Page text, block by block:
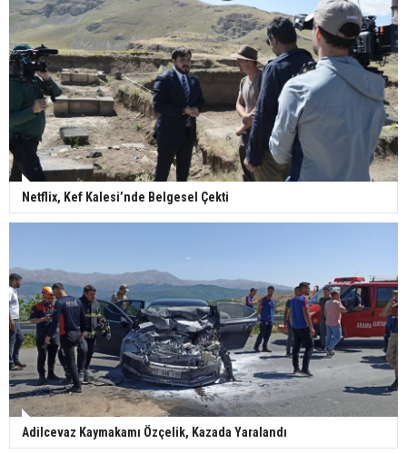
Netflix, Kef Kalesi’nde Belgesel Çekti
Adilcevaz Kaymakamı Özçelik, Kazada Yaralandı